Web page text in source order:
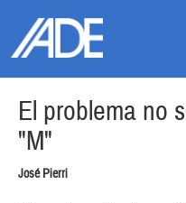
El problema no
"M"
José Pierri